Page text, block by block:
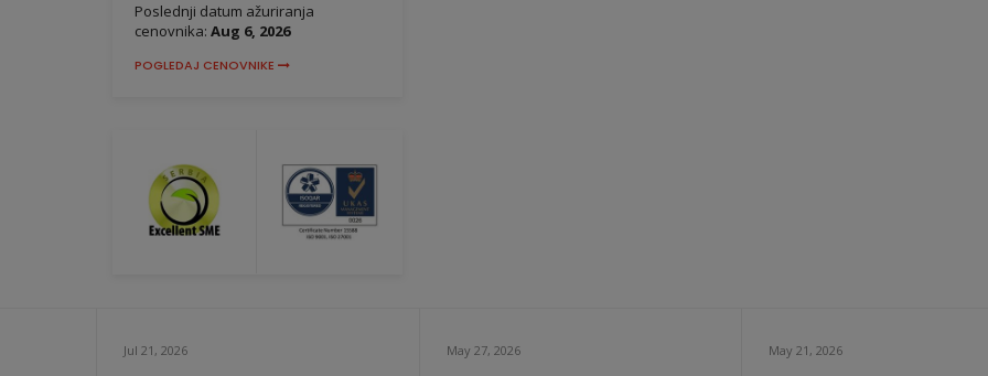
Poslednji datum ažuriranja
cenovnika: Aug 6, 2026
POGLEDAJ CENOVNIKE
Jul 21, 2026 May 27, 2026 May 21, 2026